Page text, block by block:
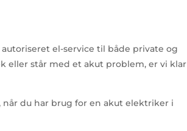
el-service til både private og
eller står med et akut problem, er vi klar
du har brug for en akut elektriker i